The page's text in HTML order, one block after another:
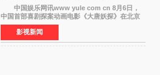
中国娱乐网讯www yule com cn 8月6日，
中国首部喜剧探案动画电影《大唐妖探》在北京
举办电影首映礼。导演程腾、联合导演黄珉、总
制片人曹紫建、制片人李莹莹，配音导演张喆，
对白指导程寅，领
影视新闻